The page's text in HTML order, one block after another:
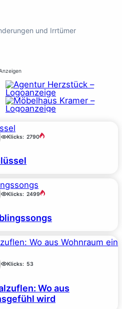
und Irrtümer
Klicks: 2790
Klicks: 2499
Klicks: 53
Wo aus
wird